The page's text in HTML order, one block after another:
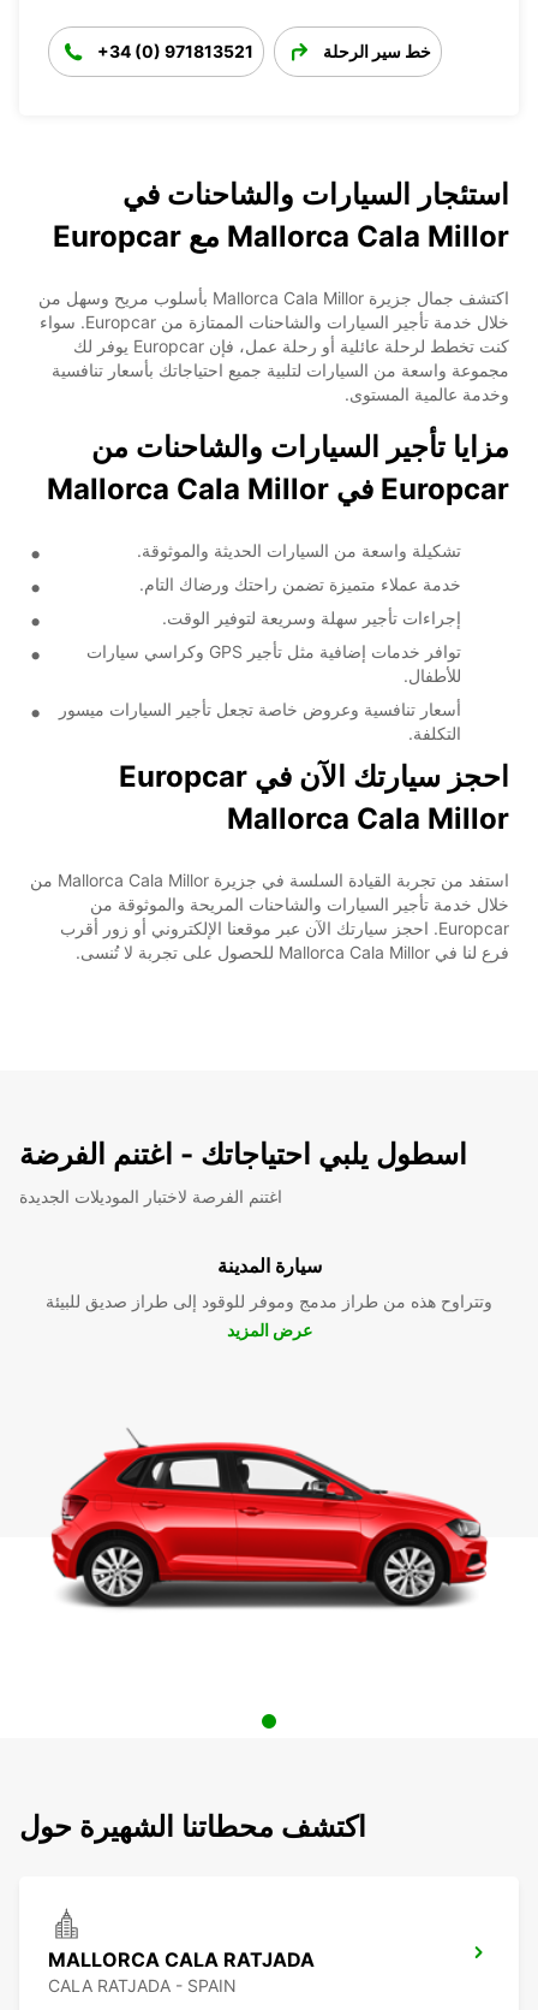
+34 (0) 971813521 خط سير الرحلة
استئجار السيارات والشاحنات في
Mallorca Cala Millor مع Europcar
اكتشف جمال جزيرة Mallorca Cala Millor بأسلوب مريح وسهل من
خلال خدمة تأجير السيارات والشاحنات الممتازة من Europcar. سواء
كنت تخطط لرحلة عائلية أو رحلة عمل، فإن Europcar يوفر لك
مجموعة واسعة من السيارات لتلبية جميع احتياجاتك بأسعار تنافسية
وخدمة عالمية المستوى.
مزايا تأجير السيارات والشاحنات من
Europcar في Mallorca Cala Millor
تشكيلة واسعة من السيارات الحديثة والموثوقة.
خدمة عملاء متميزة تضمن راحتك ورضاك التام.
إجراءات تأجير سهلة وسريعة لتوفير الوقت.
توافر خدمات إضافية مثل تأجير GPS وكراسي سيارات
للأطفال.
أسعار تنافسية وعروض خاصة تجعل تأجير السيارات ميسور
التكلفة.
احجز سيارتك الآن في Europcar
Mallorca Cala Millor
استفد من تجربة القيادة السلسة في جزيرة Mallorca Cala Millor من
خلال خدمة تأجير السيارات والشاحنات المريحة والموثوقة من
Europcar. احجز سيارتك الآن عبر موقعنا الإلكتروني أو زور أقرب
فرع لنا في Mallorca Cala Millor للحصول على تجربة لا تُنسى.
اسطول يلبي احتياجاتك - اغتنم الفرضة
اغتنم الفرصة لاختبار الموديلات الجديدة
سيارة المدينة
وتتراوح هذه من طراز مدمج وموفر للوقود إلى طراز صديق للبيئة
عرض المزيد
اكتشف محطاتنا الشهيرة حول
MALLORCA CALA RATJADA
CALA RATJADA - SPAIN